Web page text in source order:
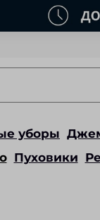
уборы
Пуховики